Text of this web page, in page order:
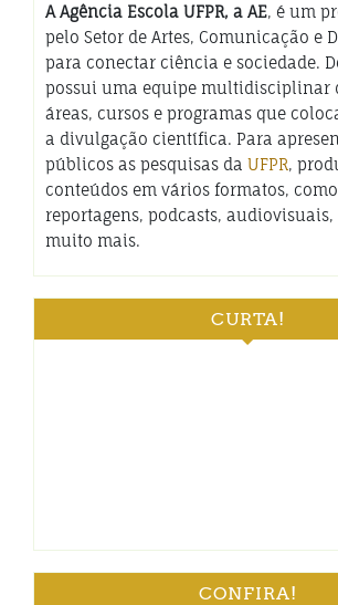
A Agência Escola UFPR, a AE, é um
pelo Setor de Artes, Comunicação e
para conectar ciência e sociedade.
possui uma equipe multidisciplinar
áreas, cursos e programas que
a divulgação científica. Para
públicos as pesquisas da UFPR,
conteúdos em vários formatos,
reportagens, podcasts, audiovisuais,
muito mais.
CURTA!
CONFIRA!